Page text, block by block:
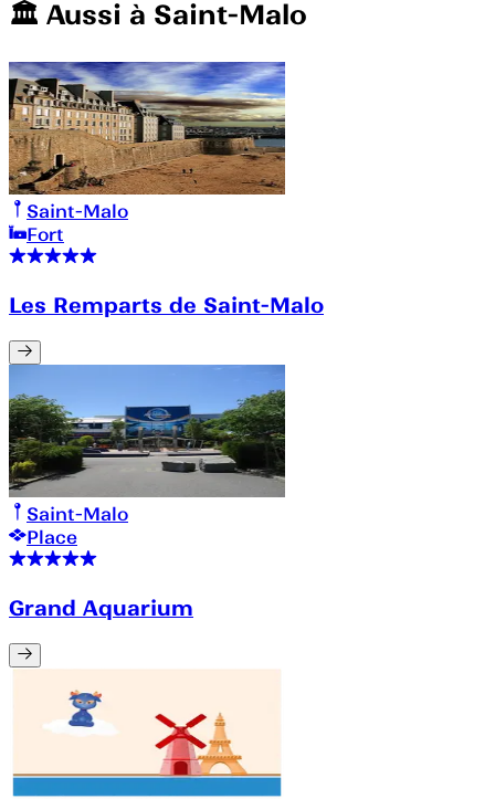
🏛️️ Aussi à Saint-Malo
Saint-Malo
Fort
Les Remparts de Saint-Malo
Saint-Malo
Place
Grand Aquarium